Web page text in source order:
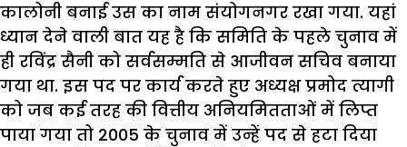
कालोनी बनाई उस का नाम संयोगनगर रखा गया. यहां
ध्यान देने वाली बात यह है कि समिति के पहले चुनाव में
ही रविंद्र सैनी को सर्वसम्मति से आजीवन सचिव बनाया
गया था. इस पद पर कार्य करते हुए अध्यक्ष प्रमोद त्यागी
को जब कई तरह की वित्तीय अनियमितताओं में लिप्त
पाया गया तो 2005 के चुनाव में उन्हें पद से हटा दिया